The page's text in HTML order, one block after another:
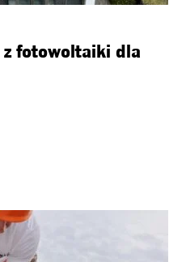
fotowoltaiki dla